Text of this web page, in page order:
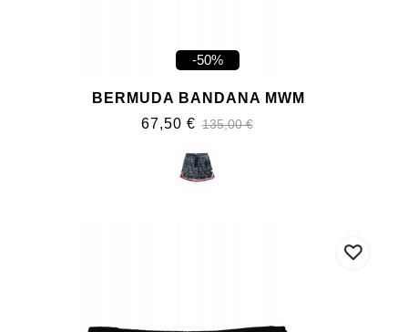
-50%
BERMUDA BANDANA MWM
67,50 € 135,00 €